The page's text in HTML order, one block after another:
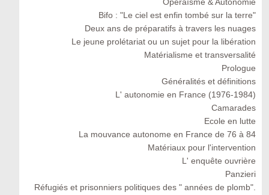
Opéraïsme & Autonomie
Bifo : "Le ciel est enfin tombé sur la terre"
Deux ans de préparatifs à travers les nuages
Le jeune prolétariat ou un sujet pour la libération
Matérialisme et transversalité
Prologue
Généralités et définitions
L' autonomie en France (1976-1984)
Camarades
Ecole en lutte
La mouvance autonome en France de 76 à 84
Matériaux pour l'intervention
L' enquête ouvrière
Panzieri
Réfugiés et prisonniers politiques des " années de plomb".